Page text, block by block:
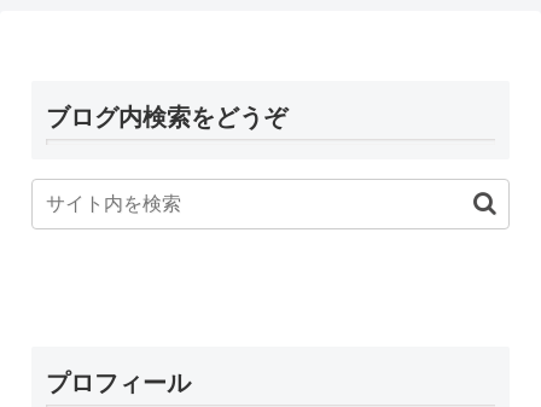
ブログ内検索をどうぞ
プロフィール